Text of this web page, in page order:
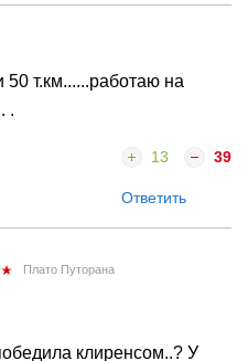
50 т.км......работаю на
.
13 39
Ответить
Плато Путорана
клиренсом..? У